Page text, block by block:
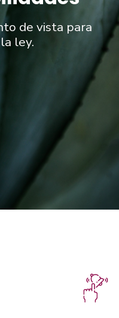
de vista para
ley.